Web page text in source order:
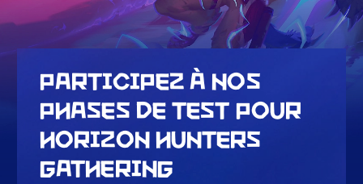
PARTICIPEZ À NOS
PHASES DE TEST POUR
HORIZON HUNTERS
GATHERING